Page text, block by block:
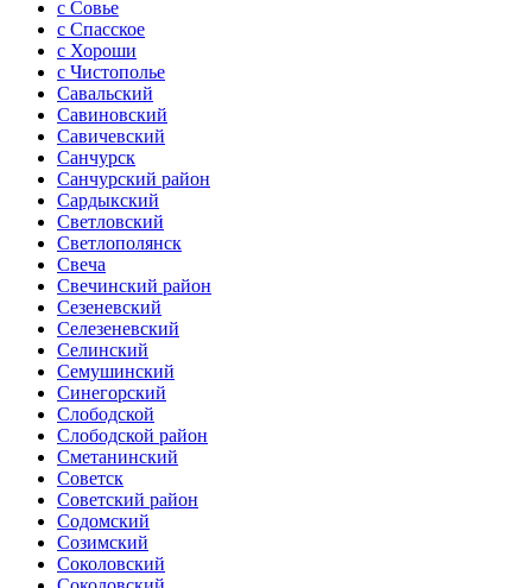
с Совье
с Спасское
с Хороши
с Чистополье
Савальский
Савиновский
Савичевский
Санчурск
Санчурский район
Сардыкский
Светловский
Светлополянск
Свеча
Свечинский район
Сезеневский
Селезеневский
Селинский
Семушинский
Синегорский
Слободской
Слободской район
Сметанинский
Советск
Советский район
Содомский
Созимский
Соколовский